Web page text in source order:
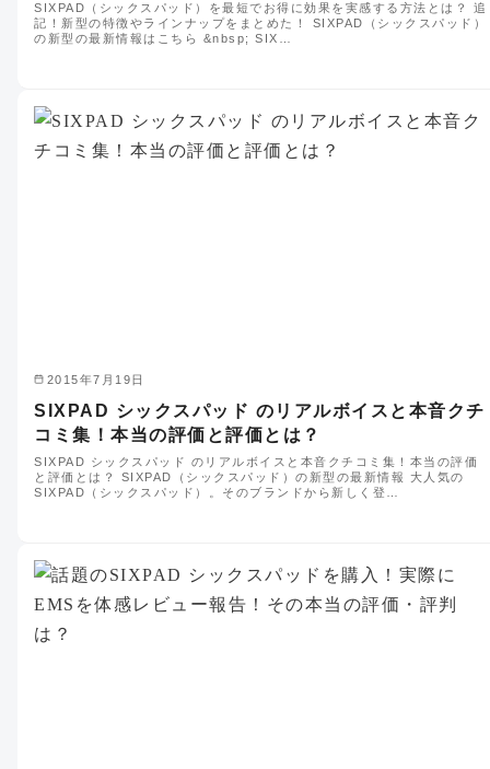
SIXPAD（シックスパッド）を最短でお得に効果を実感する方法とは？ 追
記！新型の特徴やラインナップをまとめた！ SIXPAD（シックスパッド）
の新型の最新情報はこちら &nbsp; SIX…
2015年7月19日
SIXPAD シックスパッド のリアルボイスと本音クチ
コミ集！本当の評価と評価とは？
SIXPAD シックスパッド のリアルボイスと本音クチコミ集！本当の評価
と評価とは？ SIXPAD（シックスパッド）の新型の最新情報 大人気の
SIXPAD（シックスパッド）。そのブランドから新しく登…